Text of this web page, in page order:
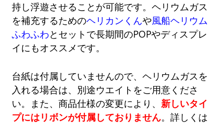
持し浮遊させることが可能です。ヘリウムガス
を補充するためのヘリカンくんや風船ヘリウム
ふわふわとセットで長期間のPOPやディスプレ
イにもオススメです。
台紙は付属していませんので、ヘリウムガスを
入れる場合は、別途ウエイトをご用意くださ
い。また、商品仕様の変更により、新しいタイ
プにはリボンが付属しておりません。詳しくは